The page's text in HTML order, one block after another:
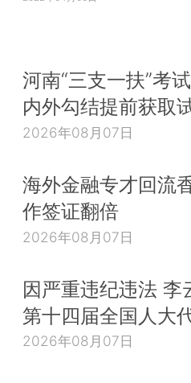
河南“三支一扶”考
内外勾结提前获取
2026年08月07日
海外金融专才回流
作签证翻倍
2026年08月07日
因严重违纪违法 李
第十四届全国人大
2026年08月07日